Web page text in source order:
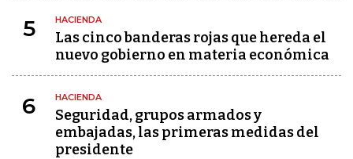
5 HACIENDA
Las cinco banderas rojas que hereda el
nuevo gobierno en materia económica
6 HACIENDA
Seguridad, grupos armados y
embajadas, las primeras medidas del
presidente